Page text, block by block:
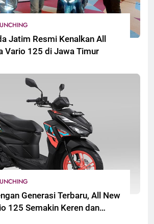
Jatim Resmi Kenalkan All
Vario 125 di Jawa Timur
Generasi Terbaru, All New
125 Semakin Keren dan